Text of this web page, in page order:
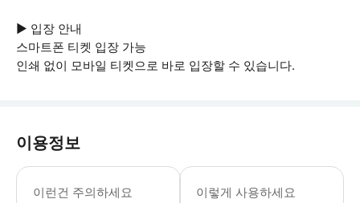
▶ 입장 안내
스마트폰 티켓 입장 가능
인쇄 없이 모바일 티켓으로 바로 입장할 수 있습니다.
이용정보
이런건 주의하세요
▶ 꼭 알아두세요 • 모든 스카이다이
이렇게 사용하세요